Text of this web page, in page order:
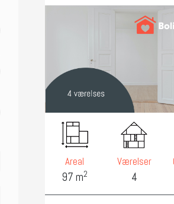
Areal
97 m2
Værelser
4